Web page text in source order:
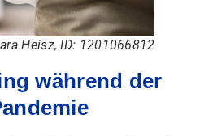
Heisz, ID: 1201066812
während der